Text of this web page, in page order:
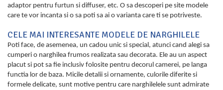
adaptor pentru furtun si diffuser, etc. O sa descoperi pe site modele
care te vor incanta si o sa poti sa ai o varianta care ti se potriveste.
CELE MAI INTERESANTE MODELE DE NARGHILELE
Poti face, de asemenea, un cadou unic si special, atunci cand alegi sa
cumperi o narghilea frumos realizata sau decorata. Ele au un aspect
placut si pot sa fie inclusiv folosite pentru decorul camerei, pe langa
functia lor de baza. Micile detalii si ornamente, culorile diferite si
formele delicate, sunt motive pentru care narghilelele sunt admirate